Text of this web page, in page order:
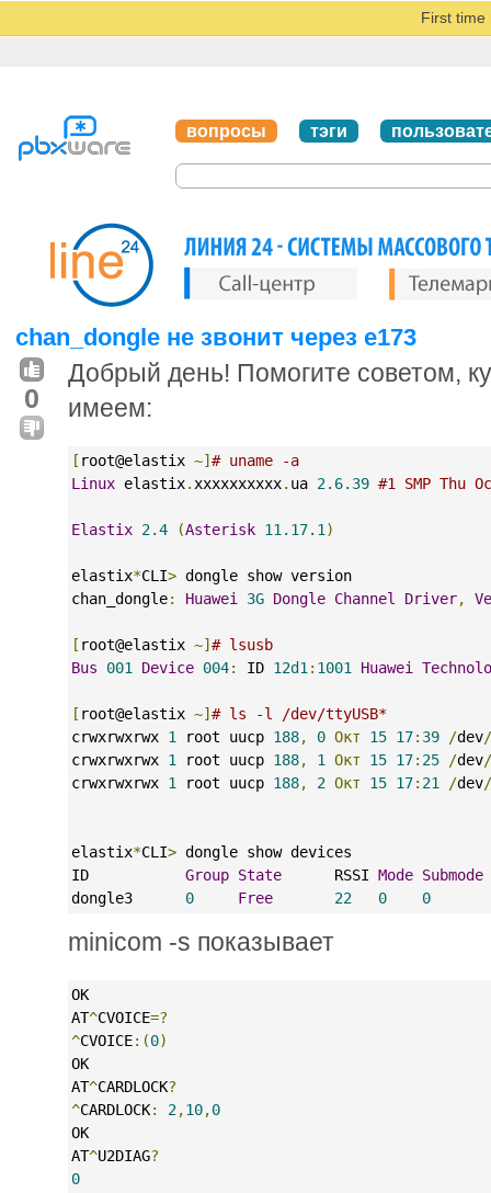
First time
вопросы тэги
chan_dongle не звонит через e173
0
Добрый день! Помогите советом,
имеем:
[ root@elastix ~]# uname -a
Linux elastix. xxxxxxxxxx. ua 2.6.39 #1 SMP Thu
Elastix 2.4 (Asterisk 11.17.1 )
elastix*CLI> dongle show version
chan_dongle: Huawei 3G Dongle Channel Driver,
[ root@elastix ~]# lsusb
Bus
001 Device 004: ID 12d1 : 1001 Huawei
[ root@elastix ~]# ls -l /dev/ttyUSB*
crwxrwxrwx 1 root uucp 188, 0 Окт 15 17: 39 /dev/
crwxrwxrwx 1 root uucp 188, 1 Окт 15 17: 25 /dev/
crwxrwxrwx 1 root uucp 188, 2 Окт 15 17: 21 /dev/
elastix*CLI> dongle show devices
ID Group State RSSI Mode Submode
dongle3 0 Free 22 0 0
minicom -s показывает
OK
AT^CVOICE=?
^CVOICE:(0)
OK
AT^CARDLOCK?
^CARDLOCK: 2,10,0
OK
AT^U2DIAG?
0